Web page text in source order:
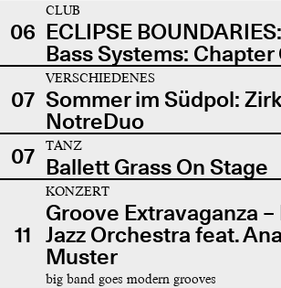
06
CLUB
ECLIPSE
Bass Systems: Chapter
07
VERSCHIEDENES
Sommer im Südpol:
NotreDuo
07
TANZ
Ballett Grass On Stage
11
KONZERT
Groove Extravaganza
Jazz Orchestra feat.
Muster
big band goes modern grooves